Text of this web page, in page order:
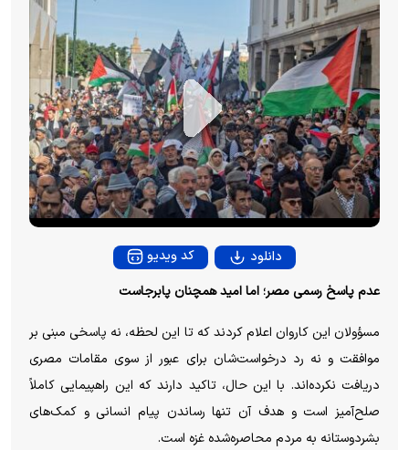
P
l
a
y
V
i
d
e
دانلود
کد ویدیو
عدم پاسخ رسمی مصر؛ اما امید همچنان پابرجاست
مسؤولان این کاروان اعلام کردند که تا این لحظه، نه پاسخی مبنی بر
موافقت و نه رد درخواست‌شان برای عبور از سوی مقامات مصری
دریافت نکرده‌اند. با این حال، تاکید دارند که این راهپیمایی کاملاً
صلح‌آمیز است و هدف آن تنها رساندن پیام انسانی و کمک‌های
بشردوستانه به مردم محاصره‌شده غزه است.